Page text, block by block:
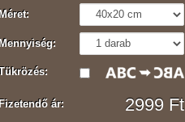
Méret:
Mennyiség:
Fizetendő ár: 2999 Ft